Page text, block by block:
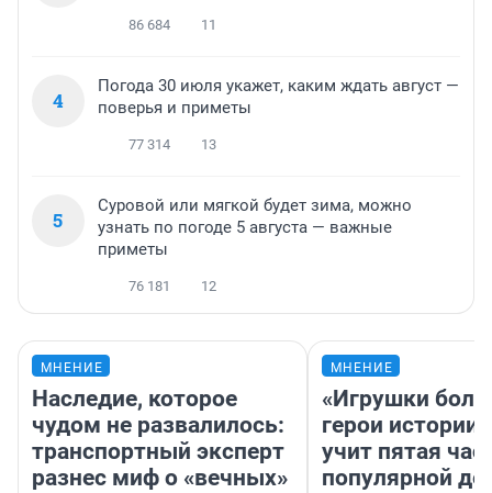
86 684 11
4
Погода 30 июля укажет, каким ждать август —
поверья и приметы
77 314 13
5
Суровой или мягкой будет зима, можно
узнать по погоде 5 августа — важные
приметы
76 181 12
МНЕНИЕ
Наследие, которое
чудом не развалилось:
транспортный эксперт
разнес миф о «вечных»
МНЕНИЕ
«Игрушки
герои
учит пятая
популярной